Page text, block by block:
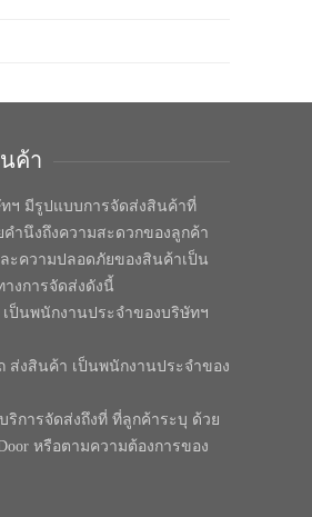
ค้า
ฯ มีรูปแบบการจัดส่งสินค้าที่
ำนึงถึงความสะดวกของลูกค้า
ะความปลอดภัยของสินค้าเป็น
งการจัดส่งดังนี้
เป็นพนักงานประจำของบริษัทฯ
ส่งสินค้า เป็นพนักงานประจำของ
ริการจัดส่งถึงที่ ที่ลูกค้าระบุ ด้วย
หรือตามความต้องการของ